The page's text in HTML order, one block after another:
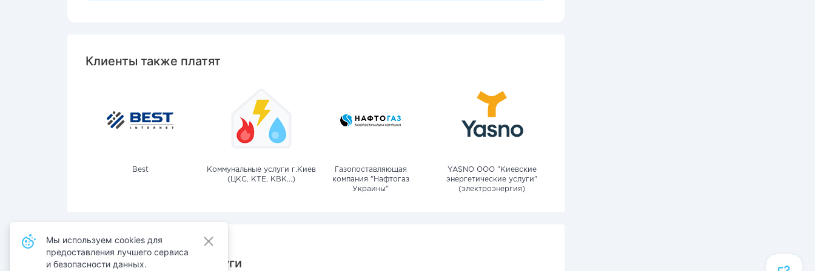
Клиенты также платят
Best
Коммунальные услуги г.Киев
(ЦКС, КТЕ, КВК...)
Газопоставляющая
компания "Нафтогаз
Украины"
YASNO OOO "Киевские
энергетические услуги"
(электроэнергия)
Также оплачивают услуги
Мы используем cookies для
предоставления лучшего сервиса
и безопасности данных.